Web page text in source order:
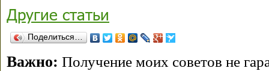
Другие статьи
Поделиться…
Важно: Получение моих советов не